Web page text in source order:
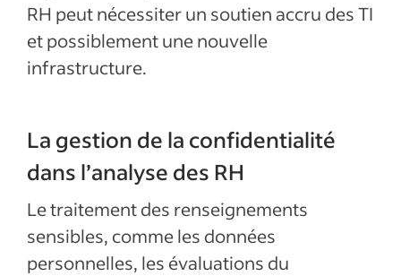
RH peut nécessiter un soutien accru des TI
et possiblement une nouvelle
infrastructure.
La gestion de la confidentialité
dans l’analyse des RH
Le traitement des renseignements
sensibles, comme les données
personnelles, les évaluations du